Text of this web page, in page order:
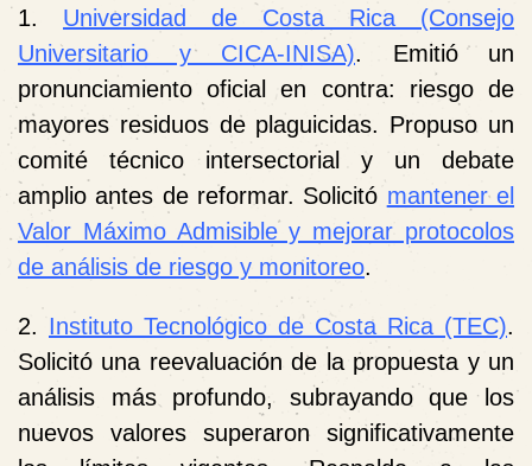
1.
Universidad de Costa Rica (Consejo
Universitario y CICA-INISA). Emitió un
pronunciamiento oficial en contra: riesgo de
mayores residuos de plaguicidas. Propuso un
comité técnico intersectorial y un debate
amplio antes de reformar. Solicitó mantener el
Valor Máximo Admisible y mejorar protocolos
de análisis de riesgo y monitoreo.
2. Instituto Tecnológico de Costa Rica (TEC).
Solicitó una reevaluación de la propuesta y un
análisis más profundo, subrayando que los
nuevos valores superaron significativamente